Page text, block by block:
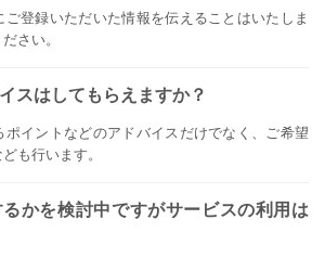
登録いただいた情報を伝えることはいたしま
さい。
スはしてもらえますか？
ポイントなどのアドバイスだけでなく、ご希望
も行います。
かを検討中ですがサービスの利用は